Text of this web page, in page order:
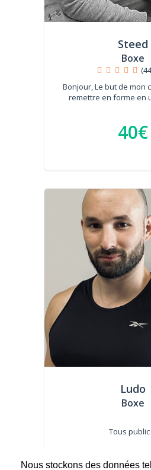
Steed
Boxe
Bonjour, Le but de mon
remettre en forme en
40€
Ludo
Boxe
Tous public
Nous stockons des données